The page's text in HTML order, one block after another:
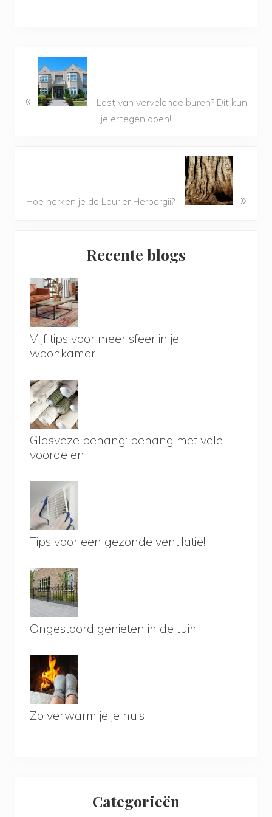
«
Last van vervelende buren? Dit kun
je ertegen doen!
Hoe herken je de Laurier Herbergii? »
Recente blogs
Vijf tips voor meer sfeer in je
woonkamer
Glasvezelbehang: behang met vele
voordelen
Tips voor een gezonde ventilatie!
Ongestoord genieten in de tuin
Zo verwarm je je huis
Categorieën